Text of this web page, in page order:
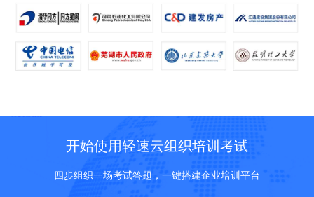
开始使用轻速云组织培训考试
四步组织一场考试答题，一键搭建企业培训平台